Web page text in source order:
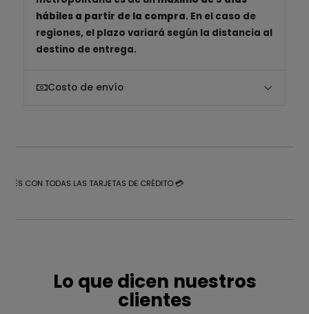
hábiles a partir de la compra. En el caso de
regiones, el plazo variará según la distancia al
destino de entrega.
Costo de envío
CON TODAS LAS TARJETAS DE CRÉDITO 💳
Lo que dicen nuestros
clientes